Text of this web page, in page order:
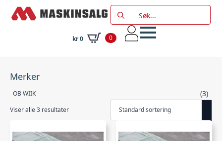
Search
for:
kr0 0
Merker
OB WIIK (3)
Viser alle 3 resultater